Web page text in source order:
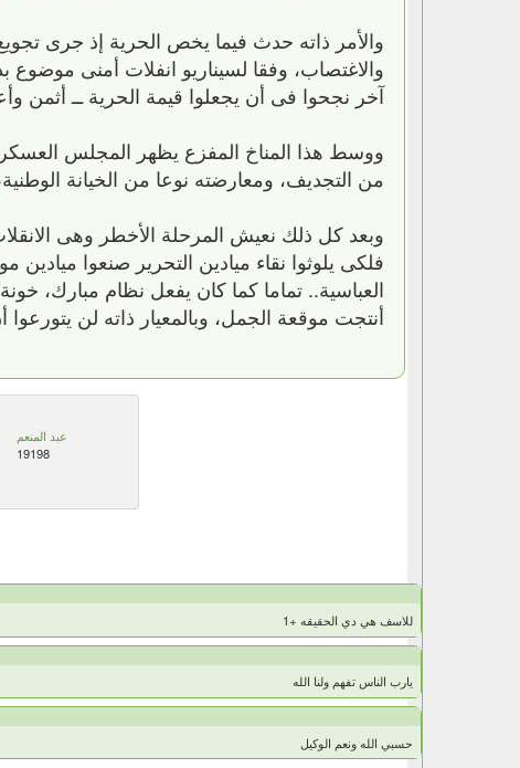
والأمر ذاته حدث فيما يخص الحرية إذ جرى
والاغتصاب، وفقا لسيناريو انفلات أمنى
آخر نجحوا فى أن يجعلوا قيمة الحرية ــ أثمن
ووسط هذا المناخ المفزع يظهر المجلس
من التجديف، ومعارضته نوعا من الخيانة
وبعد كل ذلك نعيش المرحلة الأخطر وهى
فلكى يلوثوا نقاء ميادين التحرير صنعوا
العباسية.. تماما كما كان يفعل نظام مبارك،
أنتجت موقعة الجمل، وبالمعيار ذاته لن
عبد المنعم
19198
للاسف هي دي الحقيقه +1
يارب الناس تفهم ولنا الله
حسبي الله ونعم الوكيل